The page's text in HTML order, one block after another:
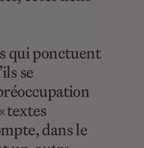
qui ponctuent
se
textes
dans le